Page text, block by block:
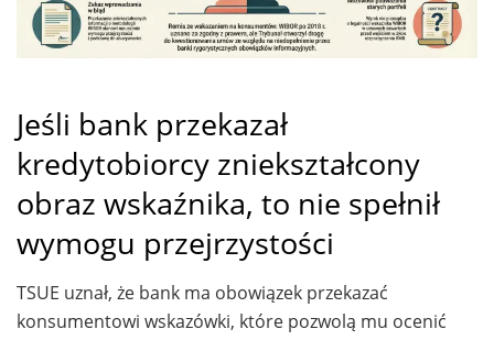
Jeśli bank przekazał
kredytobiorcy zniekształcony
obraz wskaźnika, to nie spełnił
wymogu przejrzystości
TSUE uznał, że bank ma obowiązek przekazać
konsumentowi wskazówki, które pozwolą mu ocenić